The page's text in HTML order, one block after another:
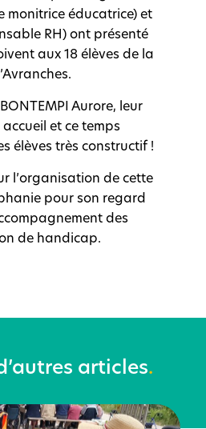
monitrice éducatrice) et
RH) ont présenté
aux 18 élèves de la
Aurore, leur
et ce temps
élèves très constructif !
l’organisation de cette
pour son regard
des
de handicap.
articles.